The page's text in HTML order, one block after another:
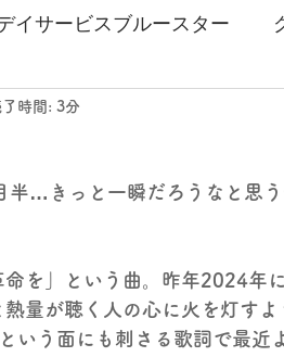
イサービスブルースター
時間: 3分
…きっと一瞬だろうなと思う
を」という曲。昨年2024年
量が聴く人の心に火を灯す
いう面にも刺さる歌詞で最近